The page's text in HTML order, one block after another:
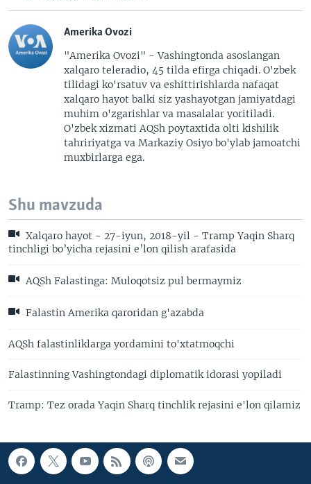
Amerika Ovozi
"Amerika Ovozi" - Vashingtonda asoslangan
xalqaro teleradio, 45 tilda efirga chiqadi. O'zbek
tilidagi ko'rsatuv va eshittirishlarda nafaqat
xalqaro hayot balki siz yashayotgan jamiyatdagi
muhim o'zgarishlar va masalalar yoritiladi.
O'zbek xizmati AQSh poytaxtida olti kishilik
tahririyatga va Markaziy Osiyo bo'ylab jamoatchi
muxbirlarga ega.
Shu mavzuda
Xalqaro hayot - 27-iyun, 2018-yil - Tramp Yaqin Sharq
tinchligi bo’yicha rejasini e’lon qilish arafasida
AQSh Falastinga: Muloqotsiz pul bermaymiz
Falastin Amerika qaroridan g'azabda
AQSh falastinliklarga yordamini to'xtatmoqchi
Falastinning Vashingtondagi diplomatik idorasi yopiladi
Tramp: Tez orada Yaqin Sharq tinchlik rejasini e'lon qilamiz